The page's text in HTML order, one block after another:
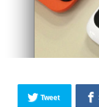
Tweet